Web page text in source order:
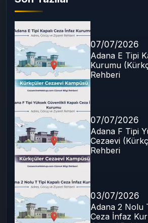
Paylaşmak:
Son Yazılar
Kurumu
Rehberi
Cezaevi
Rehberi